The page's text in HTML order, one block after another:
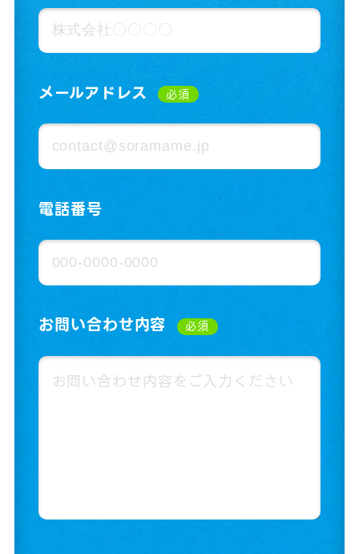
メールアドレス 必須
電話番号
お問い合わせ内容 必須